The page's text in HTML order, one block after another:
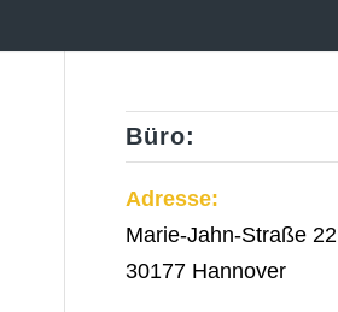
Büro:
Adresse:
Marie-Jahn-Straße 22
30177 Hannover